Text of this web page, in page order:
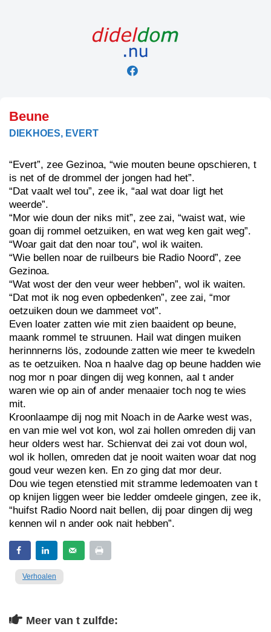
Beune
DIEKHOES, EVERT
“Evert”, zee Gezinoa, “wie mouten beune opschieren, t
is net of de drommel der jongen had het”.
“Dat vaalt wel tou”, zee ik, “aal wat doar ligt het
weerde”.
“Mor wie doun der niks mit”, zee zai, “waist wat, wie
goan dij rommel oetzuiken, en wat weg ken gait weg”.
“Woar gait dat den noar tou”, wol ik waiten.
“Wie bellen noar de ruilbeurs bie Radio Noord”, zee
Gezinoa.
“Wat wost der den veur weer hebben”, wol ik waiten.
“Dat mot ik nog even opbedenken”, zee zai, “mor
oetzuiken doun we dammeet vot”.
Even loater zatten wie mit zien baaident op beune,
maank rommel te struunen. Hail wat dingen muiken
herinnnerns lös, zodounde zatten wie meer te kwedeln
as te oetzuiken. Noa n haalve dag op beune hadden wie
nog mor n poar dingen dij weg konnen, aal t ander
waren wie op ain of ander menaaier toch nog te wies
mit.
Kroonlaampe dij nog mit Noach in de Aarke west was,
en van mie wel vot kon, wol zai hollen omreden dij van
heur olders west har. Schienvat dei zai vot doun wol,
wol ik hollen, omreden dat je nooit waiten woar dat nog
goud veur wezen ken. En zo ging dat mor deur.
Dou wie tegen etenstied mit stramme ledemoaten van t
op knijen liggen weer bie ledder omdeele gingen, zee ik,
“huifst Radio Noord nait bellen, dij poar dingen dij weg
kennen wil n ander ook nait hebben”.
Verhoalen
Meer van t zulfde: